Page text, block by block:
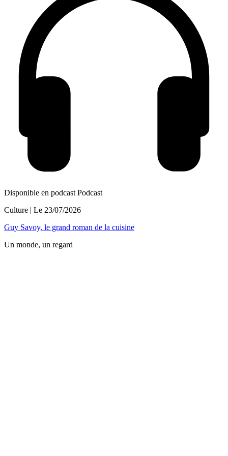
Disponible en podcast Podcast
Culture | Le 23/07/2026
Guy Savoy, le grand roman de la cuisine
Un monde, un regard